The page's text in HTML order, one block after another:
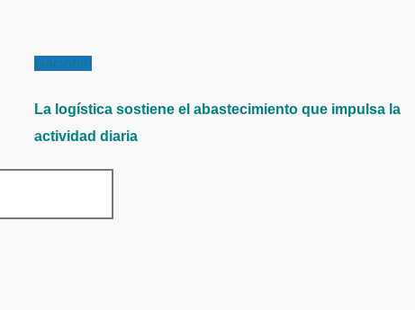
Nacional
La logística sostiene el abastecimiento que impulsa la
actividad diaria